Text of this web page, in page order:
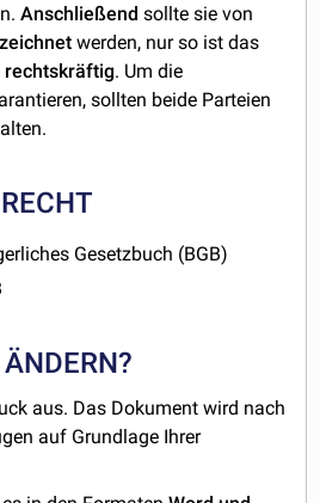
Anschließend sollte sie von
werden, nur so ist das
rechtskräftig. Um die
sollten beide Parteien
Gesetzbuch (BGB)
aus. Das Dokument wird nach
auf Grundlage Ihrer